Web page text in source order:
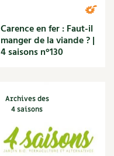
Carence en fer : Faut-il
manger de la viande ? |
4 saisons n°130
Archives des
4 saisons